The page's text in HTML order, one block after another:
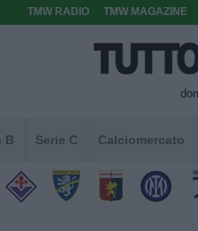
TMW RADIO TMW MAGAZINE
B Serie C Calciomercato